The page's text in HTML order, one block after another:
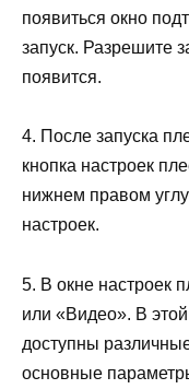
появиться окно
запуск. Разрешите
появится.
4. После запуска
кнопка настроек
нижнем правом
настроек.
5. В окне настроек
или «Видео». В
доступны
основные